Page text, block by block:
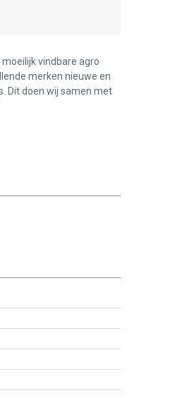
vindbare agro
merken nieuwe en
Dit doen wij samen met